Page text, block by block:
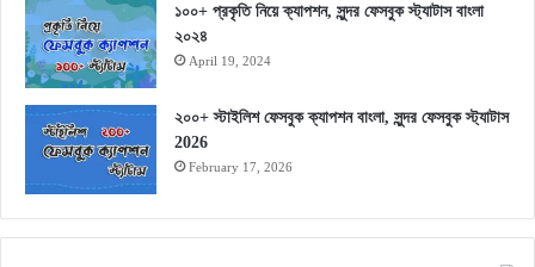
১০০+ প্রকৃতি নিয়ে ক্যাপশন, সুন্দর ফেসবুক স্ট্যাটাস বাংলা
২০২৪
April 19, 2024
২০০+ স্টাইলিশ ফেসবুক ক্যাপশন বাংলা, সুন্দর ফেসবুক স্ট্যাটাস
2026
February 17, 2026